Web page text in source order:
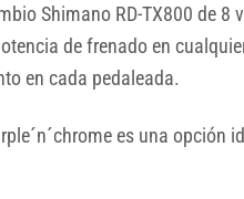
Shimano RD-TX800 de
de frenado en
en cada pedaleada.
es una